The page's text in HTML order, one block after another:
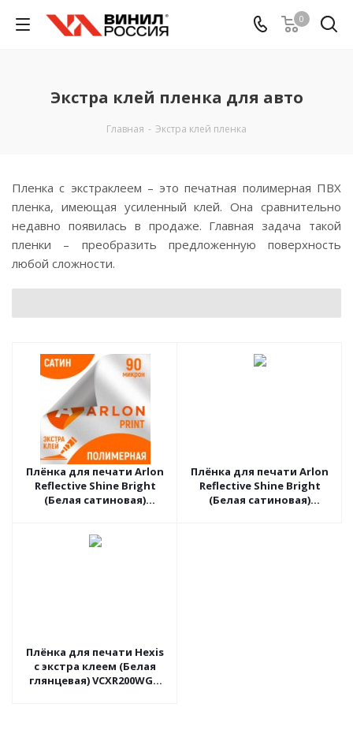
0
Экстра клей пленка для авто
Главная - Экстра клей пленка
Пленка с экстраклеем – это печатная полимерная ПВХ
пленка, имеющая усиленный клей. Она сравнительно
недавно появилась в продаже. Главная задача такой
пленки – преобразить предложенную поверхность
любой сложности.
Плёнка для печати Arlon
Reflective Shine Bright
(Белая сатиновая)
Плёнка для печати Arlon
Reflective Shine Bright
(Белая сатиновая)
Плёнка для печати Hexis
с экстра клеем (Белая
глянцевая) VCXR200WG1,